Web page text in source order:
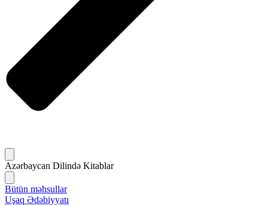
Azərbaycan Dilində Kitablar
Bütün məhsullar
Uşaq Ədəbiyyatı